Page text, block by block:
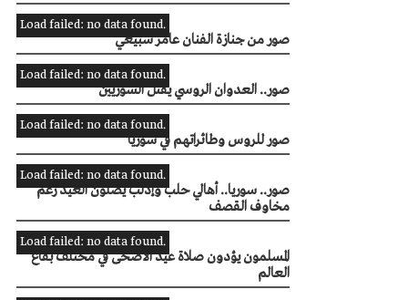
Load failed: no data found.
صور من جنازة الفنان عامر سبيعي
Load failed: no data found.
صور.. العدوان الروسي يقتل السوريين
Load failed: no data found.
صور للروس وطائراتهم في سوريا
Load failed: no data found.
صور.. سوريا.. أهالي حلب وإدلب يصلون العيد رغم
مخاوف القصف
Load failed: no data found.
المسلمون يؤدون صلاة عيد الأضحى في مختلف بقاع
العالم